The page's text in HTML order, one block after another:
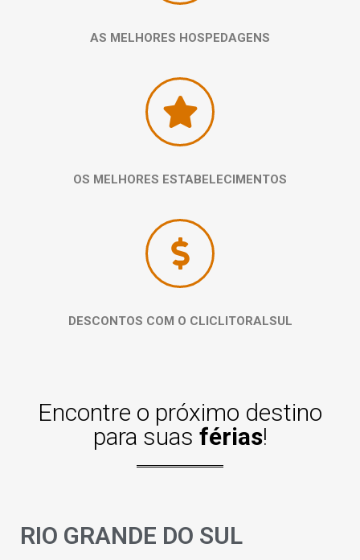
AS MELHORES HOSPEDAGENS
OS MELHORES ESTABELECIMENTOS
DESCONTOS COM O CLICLITORALSUL
Encontre o próximo destino
para suas férias!
RIO GRANDE DO SUL